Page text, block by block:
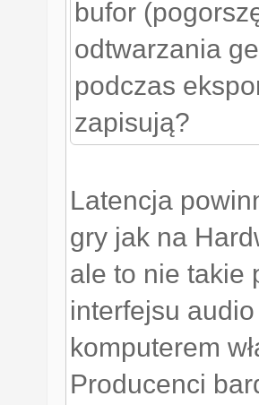
bufor
odtwarzania
podczas
zapisują?
Latencja
gry jak na
ale to nie takie
interfejsu
komputerem
Producenci